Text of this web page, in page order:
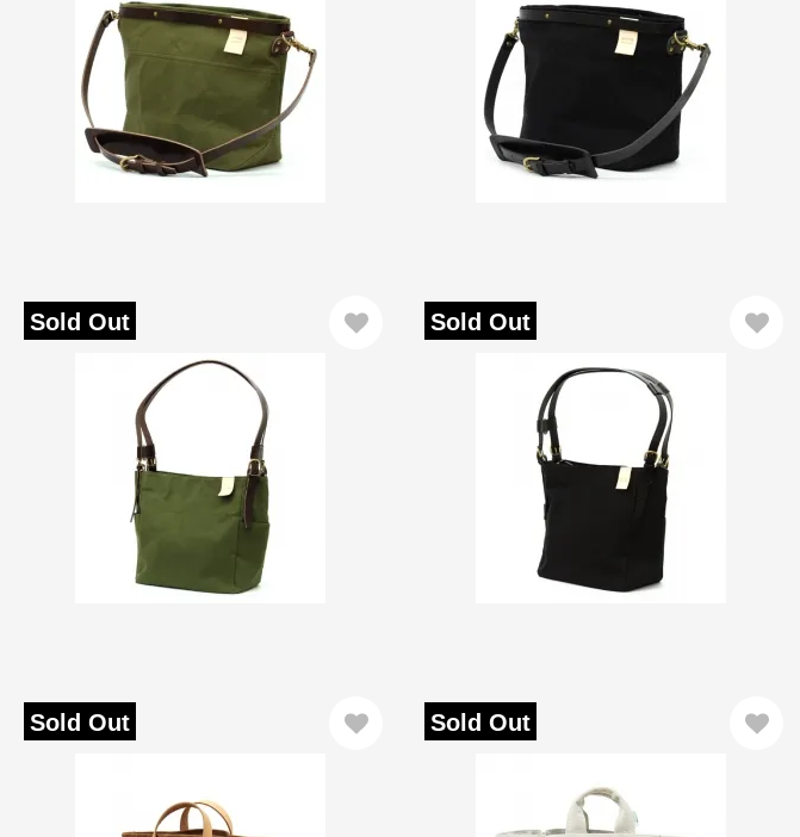
Sold Out Sold Out
Sold Out Sold Out